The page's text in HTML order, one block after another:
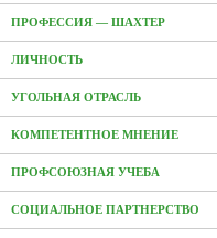
ПРОФЕССИЯ — ШАХТЕР
ЛИЧНОСТЬ
УГОЛЬНАЯ ОТРАСЛЬ
КОМПЕТЕНТНОЕ МНЕНИЕ
ПРОФСОЮЗНАЯ УЧЕБА
СОЦИАЛЬНОЕ ПАРТНЕРСТВО